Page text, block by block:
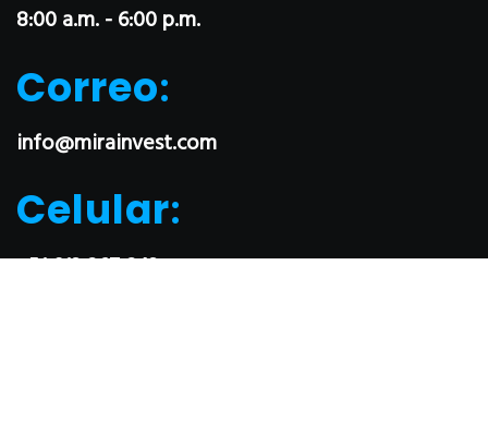
8:00 a.m. - 6:00 p.m.
Correo:
info@mirainvest.com
Celular:
+51 913 267 243